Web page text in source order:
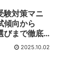
験対策マニ
傾向から
びまで徹底
2025.10.02